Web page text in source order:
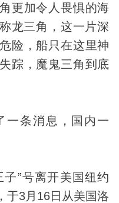
更加令人畏惧的海
龙三角，这一片深
险，船只在这里神
踪，魔鬼三角到底
一条消息，国内一
”号离开美国纽约
于3月16日从美国洛